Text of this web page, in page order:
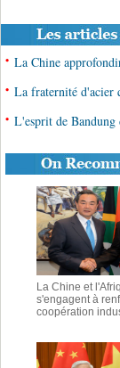
• La Chine
• La fraternité d'acier
• L'esprit de
La Chine et
s'engagent à
coopération